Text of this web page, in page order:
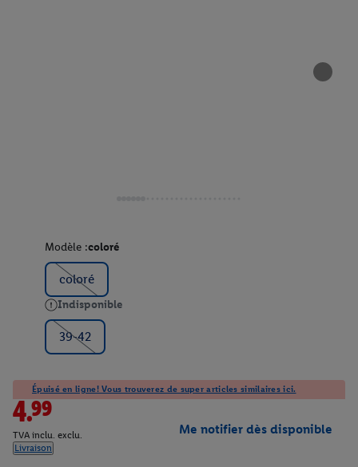
Modèle :coloré
coloré
Indisponible
39-42
Épuisé en ligne! Vous trouverez de super articles similaires ici.
4.99
TVA inclu. exclu.
Livraison
Me notifier dès disponible